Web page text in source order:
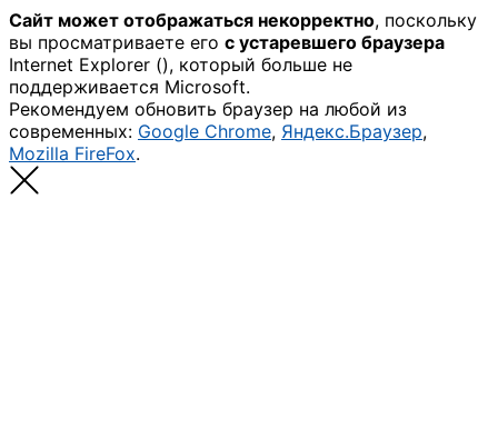
Сайт может отображаться некорректно, поскольку
вы просматриваете его с устаревшего браузера
Internet Explorer (), который больше не
поддерживается Microsoft.
Рекомендуем обновить браузер на любой из
современных: Google Chrome, Яндекс.Браузер,
Mozilla FireFox.